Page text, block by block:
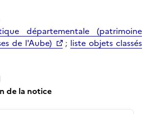
départementale (patrimoine
de l'Aube)
; liste objets classés
de la notice